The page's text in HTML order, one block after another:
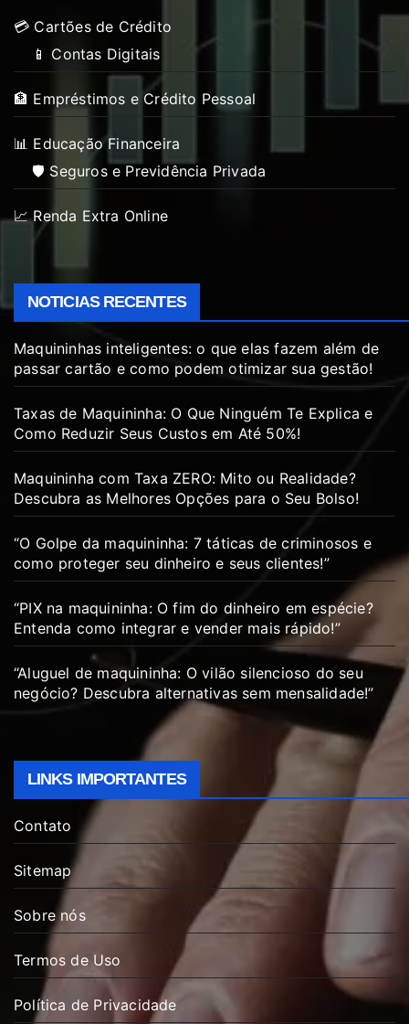
💳 Cartões de Crédito
📱 Contas Digitais
🏦 Empréstimos e Crédito Pessoal
📊 Educação Financeira
🛡️ Seguros e Previdência Privada
📈 Renda Extra Online
NOTICIAS RECENTES
Maquininhas inteligentes: o que elas fazem além de
passar cartão e como podem otimizar sua gestão!
Taxas de Maquininha: O Que Ninguém Te Explica e
Como Reduzir Seus Custos em Até 50%!
Maquininha com Taxa ZERO: Mito ou Realidade?
Descubra as Melhores Opções para o Seu Bolso!
“O Golpe da maquininha: 7 táticas de criminosos e
como proteger seu dinheiro e seus clientes!”
“PIX na maquininha: O fim do dinheiro em espécie?
Entenda como integrar e vender mais rápido!”
“Aluguel de maquininha: O vilão silencioso do seu
negócio? Descubra alternativas sem mensalidade!”
LINKS IMPORTANTES
Contato
Sitemap
Sobre nós
Termos de Uso
Política de Privacidade